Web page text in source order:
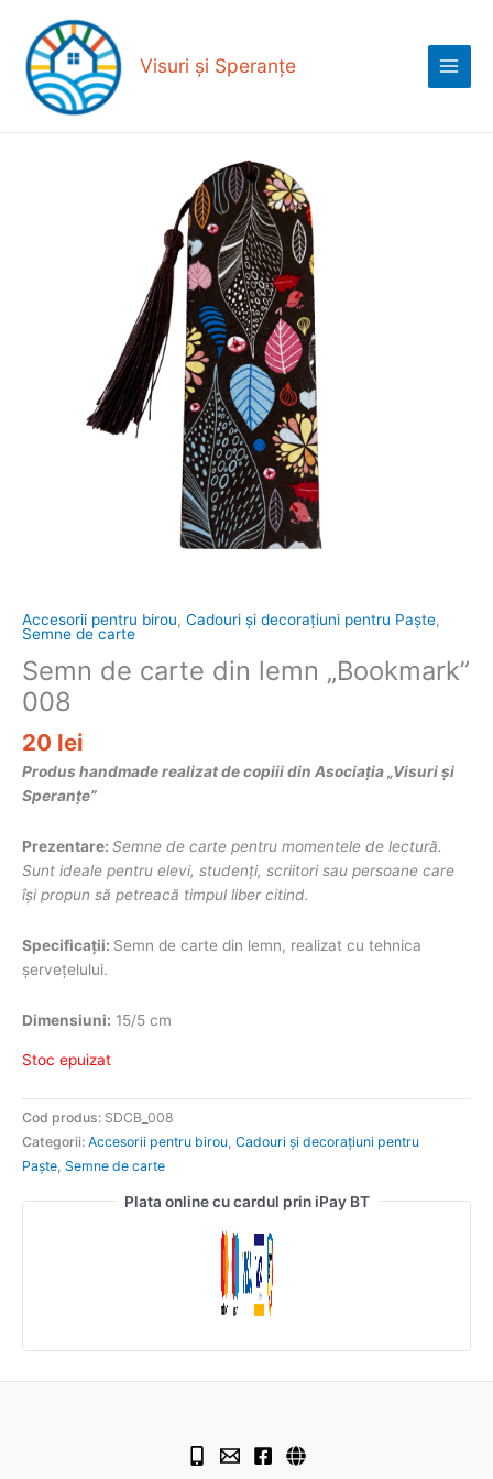
content
Visuri și Speranțe
Menu
Accesorii pentru birou, Cadouri și decorațiuni pentru Paște,
Semne de carte
Semn de carte din lemn „Bookmark”
008
20 lei
Produs handmade realizat de copiii din Asociația „Visuri și
Speranțe”
Prezentare: Semne de carte pentru momentele de lectură.
Sunt ideale pentru elevi, studenți, scriitori sau persoane care
își propun să petreacă timpul liber citind.
Specificații: Semn de carte din lemn, realizat cu tehnica
șervețelului.
Dimensiuni: 15/5 cm
Stoc epuizat
Cod produs: SDCB_008
Categorii: Accesorii pentru birou Cadouri și decorațiuni pentru
Paște Semne de carte
Plata online cu cardul prin iPay BT